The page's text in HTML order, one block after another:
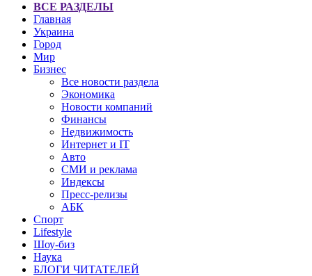
ВСЕ РАЗДЕЛЫ
Главная
Украина
Город
Мир
Бизнес
Все новости раздела
Экономика
Новости компаний
Финансы
Недвижимость
Интернет и IT
Авто
СМИ и реклама
Индексы
Пресс-релизы
АБК
Спорт
Lifestyle
Шоу-биз
Наука
БЛОГИ ЧИТАТЕЛЕЙ